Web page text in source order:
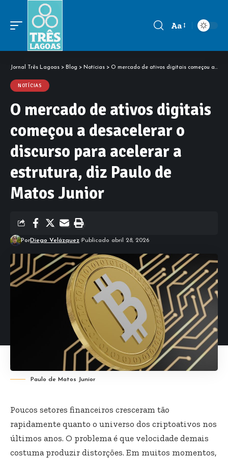
Font
Aa
Jornal Três Lagoas > Blog > Notícias > O mercado de ativos digitais começou a desacelerar o discurso para acelerar a estrutura, diz Paulo de Matos Junior
NOTÍCIAS
O mercado de ativos digitais
começou a desacelerar o
discurso para acelerar a
estrutura, diz Paulo de
Matos Junior
PorDiego Velázquez Publicado abril 28, 2026
Paulo de Matos Junior
Poucos setores financeiros cresceram tão
rapidamente quanto o universo dos criptoativos nos
últimos anos. O problema é que velocidade demais
costuma produzir distorções. Em muitos momentos,